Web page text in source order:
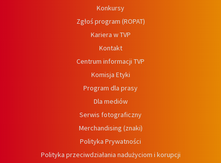
Konkursy
Zgłoś program (ROPAT)
Kariera w TVP
Kontakt
Centrum informacji TVP
Komisja Etyki
Program dla prasy
Dla mediów
Serwis fotograficzny
Merchandising (znaki)
Polityka Prywatności
Polityka przeciwdziałania nadużyciom i korupcji